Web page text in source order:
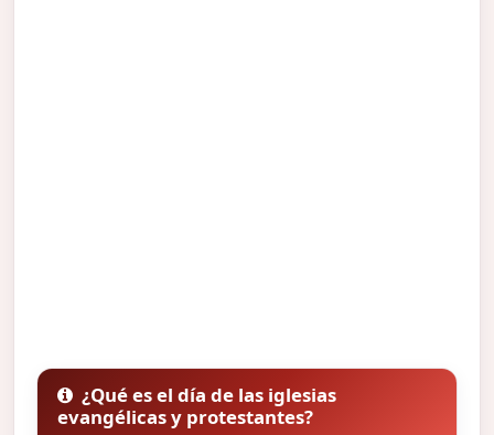
¿Qué es el día de las iglesias
evangélicas y protestantes?